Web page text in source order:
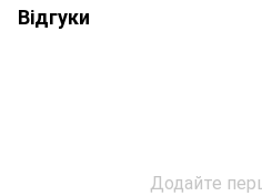
Відгуки
Додайте